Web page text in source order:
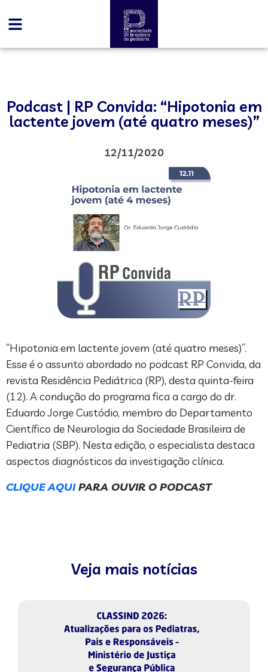
Podcast | RP Convida: “Hipotonia em
lactente jovem (até quatro meses)”
12/11/2020
“Hipotonia em lactente jovem (até quatro meses)”.
Esse é o assunto abordado no podcast RP Convida, da
revista Residência Pediátrica (RP), desta quinta-feira
(12). A condução do programa fica a cargo do dr.
Eduardo Jorge Custódio, membro do Departamento
Científico de Neurologia da Sociedade Brasileira de
Pediatria (SBP). Nesta edição, o especialista destaca
aspectos diagnósticos da investigação clínica.
CLIQUE AQUIPARA OUVIR O PODCAST
Veja mais notícias